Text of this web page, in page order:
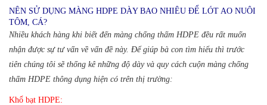
NÊN SỬ DỤNG MÀNG HDPE DÀY BAO NHIÊU ĐỂ LÓT AO NUÔI
TÔM, CÁ?
Nhiều khách hàng khi biết đến màng chống thấm HDPE đều rất muốn
nhận được sự tư vấn về vấn đề này. Để giúp bà con tìm hiểu thì trước
tiên chúng tôi sẽ thống kê những độ dày và quy cách cuộn màng chống
thấm HDPE thông dụng hiện có trên thị trường:
Khổ bạt HDPE: